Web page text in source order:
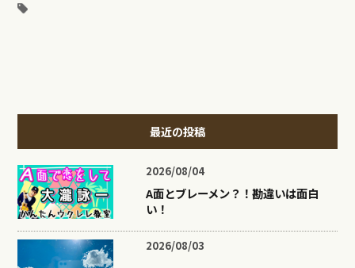
最近の投稿
2026/08/04
A面とブレーメン？！勘違いは面白
い！
2026/08/03